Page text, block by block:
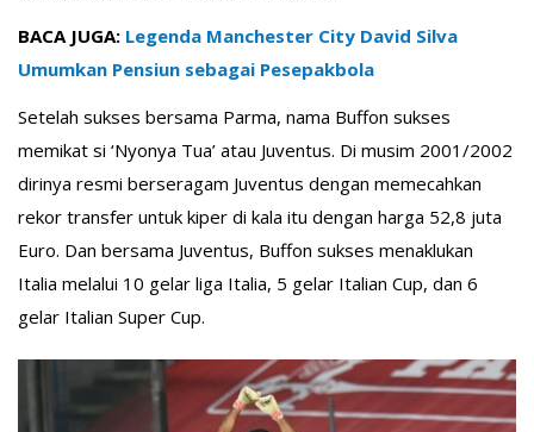
BACA JUGA: Legenda Manchester City David Silva
Umumkan Pensiun sebagai Pesepakbola
Setelah sukses bersama Parma, nama Buffon sukses
memikat si ‘Nyonya Tua’ atau Juventus. Di musim 2001/2002
dirinya resmi berseragam Juventus dengan memecahkan
rekor transfer untuk kiper di kala itu dengan harga 52,8 juta
Euro. Dan bersama Juventus, Buffon sukses menaklukan
Italia melalui 10 gelar liga Italia, 5 gelar Italian Cup, dan 6
gelar Italian Super Cup.